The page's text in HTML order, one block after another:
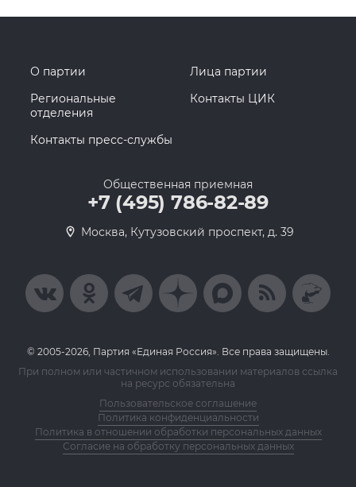
О партии
Лица партии
Региональные
отделения
Контакты ЦИК
Контакты пресс-службы
Общественная приемная
+7 (495) 786-82-89
Москва, Кутузовский проспект, д. 39
© 2005-2026, Партия «Единая Россия». Все права защищены.
При полном или частичном использовании материалов ссылка
на ресурс обязательна
Пользовательское соглашение
Политика конфиденциальности
Политика в отношении обработки персональных данных
Согласие на обработку персональных данных